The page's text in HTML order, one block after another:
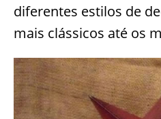
diferentes estilos de
mais clássicos até os